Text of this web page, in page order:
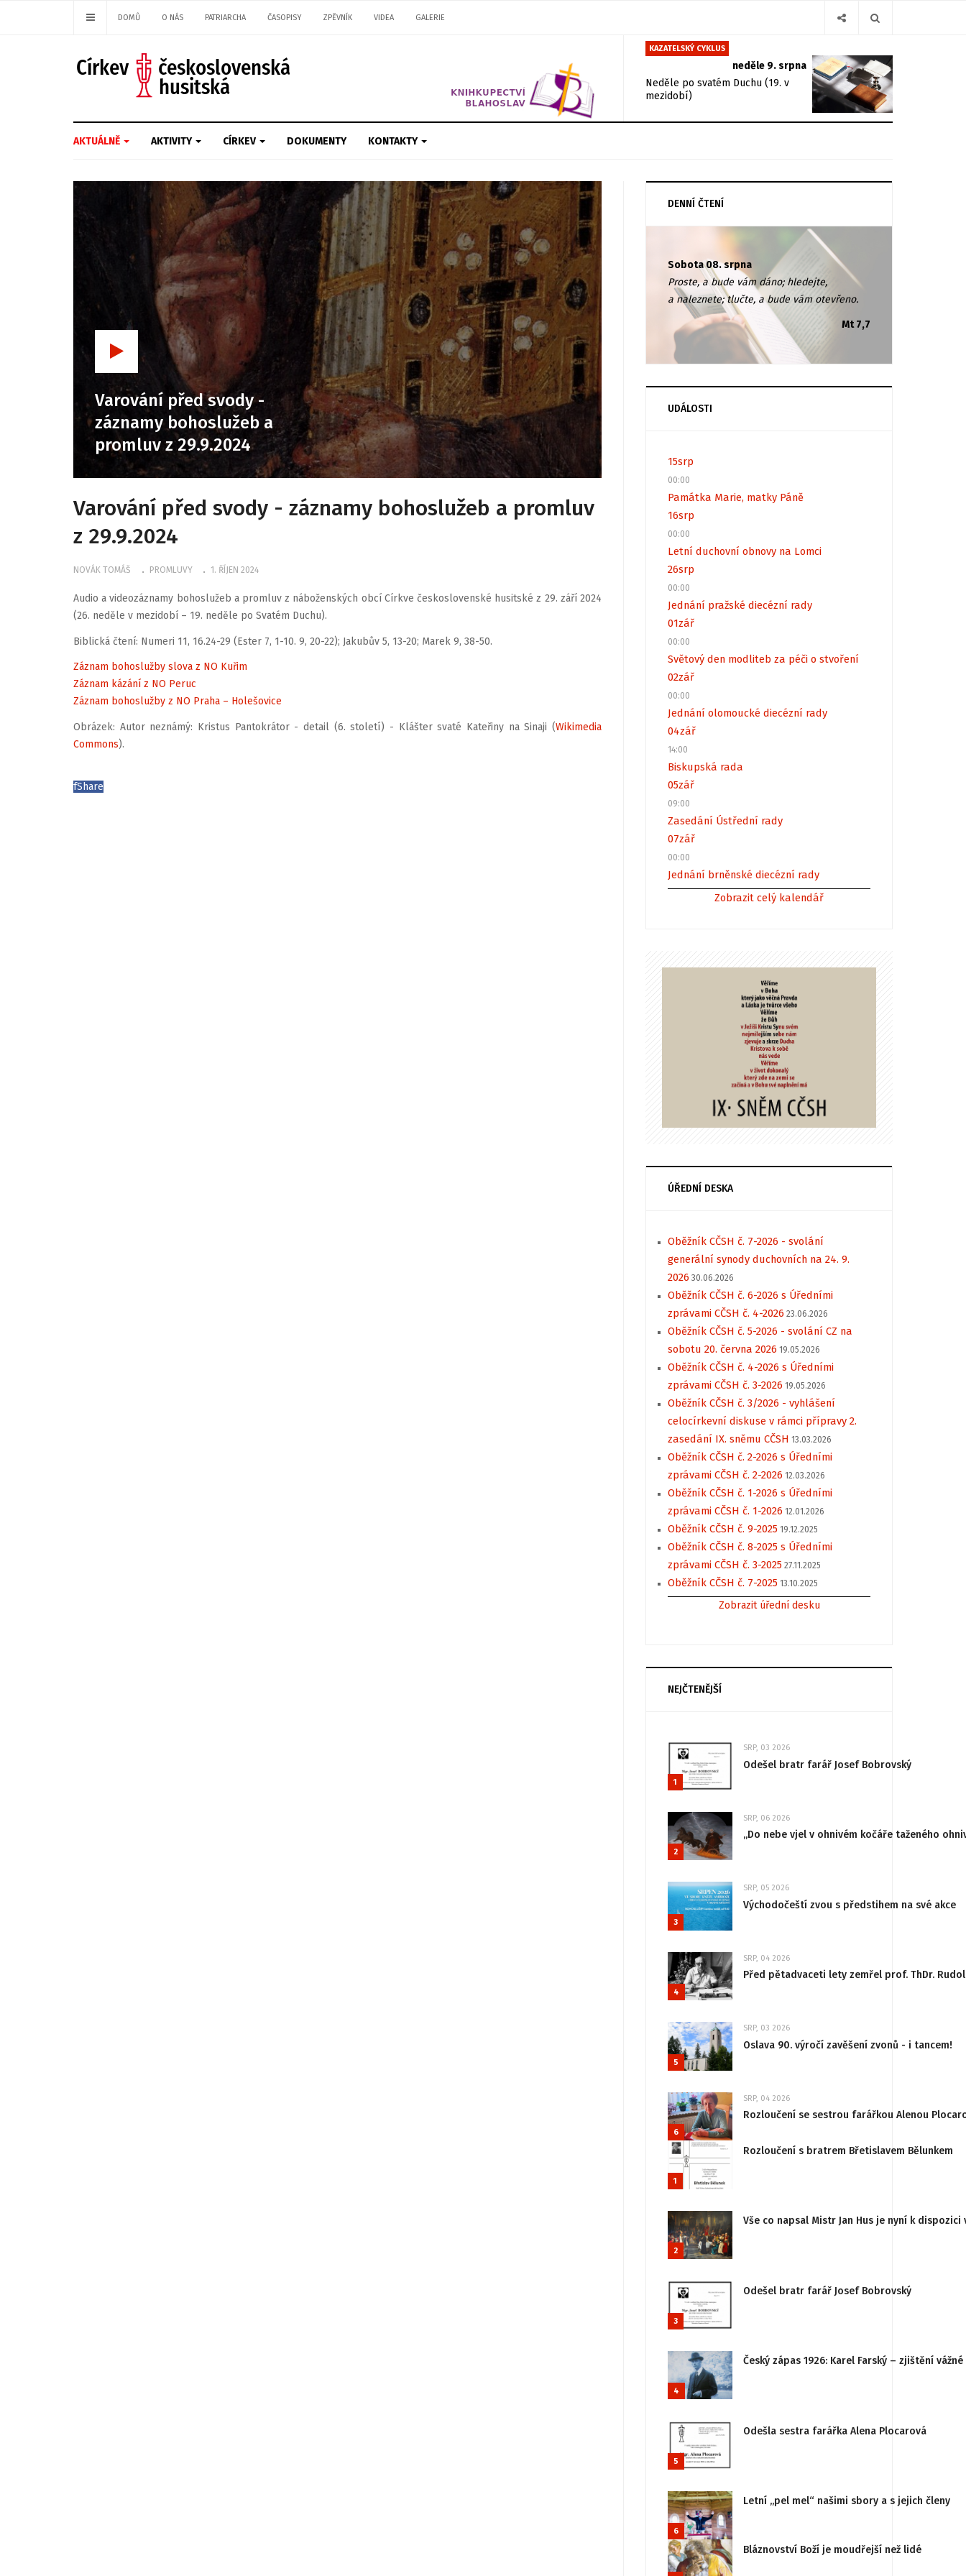
DOMŮ O NÁS PATRIARCHA ČASOPISY ZPĚVNÍK VIDEA GALERIE
KAZATELSKÝ CYKLUS
neděle 9. srpna
Neděle po svatém Duchu (19. v
mezidobí)
AKTUÁLNĚ AKTIVITY CÍRKEV DOKUMENTY KONTAKTY
Varování před svody -
záznamy bohoslužeb a
promluv z 29.9.2024
Varování před svody - záznamy bohoslužeb a promluv
z 29.9.2024
NOVÁK TOMÁŠ PROMLUVY 1. ŘÍJEN 2024
Audio a videozáznamy bohoslužeb a promluv z náboženských obcí Církve československé husitské z 29. září 2024
(26. neděle v mezidobí – 19. neděle po Svatém Duchu).
Biblická čtení: Numeri 11, 16.24-29 (Ester 7, 1-10. 9, 20-22); Jakubův 5, 13-20; Marek 9, 38-50.
Záznam bohoslužby slova z NO Kuřim
Záznam kázání z NO Peruc
Záznam bohoslužby z NO Praha – Holešovice
Obrázek: Autor neznámý: Kristus Pantokrátor - detail (6. století) - Klášter svaté Kateřiny na Sinaji (Wikimedia
Commons).
fShare
DENNÍ ČTENÍ
Sobota 08. srpna
Proste, a bude vám dáno; hledejte,
a naleznete; tlučte, a bude vám otevřeno.
Mt 7,7
UDÁLOSTI
15srp
00:00
Památka Marie, matky Páně
16srp
00:00
Letní duchovní obnovy na Lomci
26srp
00:00
Jednání pražské diecézní rady
01zář
00:00
Světový den modliteb za péči o stvoření
02zář
00:00
Jednání olomoucké diecézní rady
04zář
14:00
Biskupská rada
05zář
09:00
Zasedání Ústřední rady
07zář
00:00
Jednání brněnské diecézní rady
Zobrazit celý kalendář
ÚŘEDNÍ DESKA
Oběžník CČSH č. 7-2026 - svolání
generální synody duchovních na 24. 9.
2026 30.06.2026
Oběžník CČSH č. 6-2026 s Úředními
zprávami CČSH č. 4-2026 23.06.2026
Oběžník CČSH č. 5-2026 - svolání CZ na
sobotu 20. června 2026 19.05.2026
Oběžník CČSH č. 4-2026 s Úředními
zprávami CČSH č. 3-2026 19.05.2026
Oběžník CČSH č. 3/2026 - vyhlášení
celocírkevní diskuse v rámci přípravy 2.
zasedání IX. sněmu CČSH 13.03.2026
Oběžník CČSH č. 2-2026 s Úředními
zprávami CČSH č. 2-2026 12.03.2026
Oběžník CČSH č. 1-2026 s Úředními
zprávami CČSH č. 1-2026 12.01.2026
Oběžník CČSH č. 9-2025 19.12.2025
Oběžník CČSH č. 8-2025 s Úředními
zprávami CČSH č. 3-2025 27.11.2025
Oběžník CČSH č. 7-2025 13.10.2025
Zobrazit úřední desku
NEJČTENĚJŠÍ
1
SRP, 03 2026
Odešel bratr farář Josef Bobrovský
2
SRP, 06 2026
„Do nebe vjel v ohnivém kočáře taženého
3
SRP, 05 2026
Východočeští zvou s předstihem na své akce
4
SRP, 04 2026
Před pětadvaceti lety zemřel prof. ThDr.
5
SRP, 03 2026
Oslava 90. výročí zavěšení zvonů - i tancem!
6
SRP, 04 2026
Rozloučení se sestrou farářkou Alenou
1
Rozloučení s bratrem Břetislavem Bělunkem
2
Vše co napsal Mistr Jan Hus je nyní k
3
Odešel bratr farář Josef Bobrovský
4
Český zápas 1926: Karel Farský – zjištění
5
Odešla sestra farářka Alena Plocarová
6
Letní „pel mel“ našimi sbory a s jejich členy
Bláznovství Boží je moudřejší než lidé